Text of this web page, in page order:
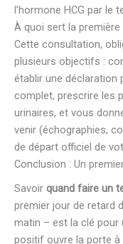
l’hormone HCG par le
À quoi sert la
Cette consultation,
plusieurs objectifs :
établir une déclaration
complet, prescrire les
urinaires, et vous
venir (échographies,
de départ officiel de
Conclusion : Un
Savoir quand faire un
premier jour de retard
matin – est la clé pour
positif ouvre la porte à